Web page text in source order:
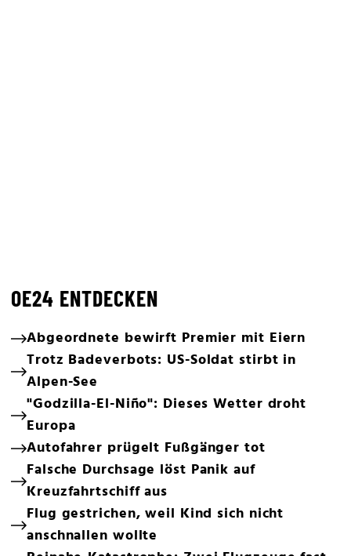
OE24 ENTDECKEN
Abgeordnete bewirft Premier mit Eiern
Trotz Badeverbots: US-Soldat stirbt in
Alpen-See
"Godzilla-El-Niño": Dieses Wetter droht
Europa
Autofahrer prügelt Fußgänger tot
Falsche Durchsage löst Panik auf
Kreuzfahrtschiff aus
Flug gestrichen, weil Kind sich nicht
anschnallen wollte